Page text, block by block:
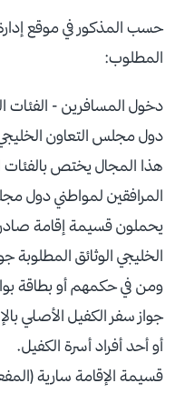
حسب المذكور في موقع
المطلوب:
دخول المسافرين - الفئات
دول مجلس التعاون
هذا المجال يختص
المرافقين لمواطني دول
يحملون قسيمة إقامة
الخليجي الوثائق المطلوبة
ومن في حكمهم أو بطاقة
جواز سفر الكفيل الأصلي
أو أحد أفراد أسرة الكفيل.
قسيمة الإقامة سارية